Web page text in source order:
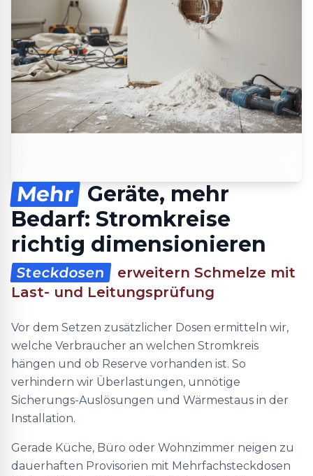
Mehr Geräte, mehr
Bedarf: Stromkreise
richtig dimensionieren
Steckdosen
erweitern Schmelze mit
Last- und Leitungsprüfung
Vor dem Setzen zusätzlicher Dosen ermitteln wir,
welche Verbraucher an welchen Stromkreis
hängen und ob Reserve vorhanden ist. So
verhindern wir Überlastungen, unnötige
Sicherungs-Auslösungen und Wärmestaus in der
Installation.
Gerade Küche, Büro oder Wohnzimmer neigen zu
dauerhaften Provisorien mit Mehrfachsteckdosen